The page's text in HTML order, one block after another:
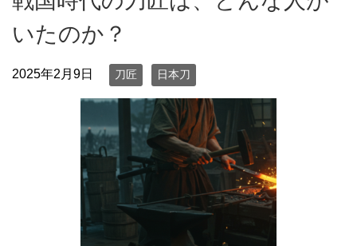
いたのか？
2025年2月9日 刀匠 日本刀